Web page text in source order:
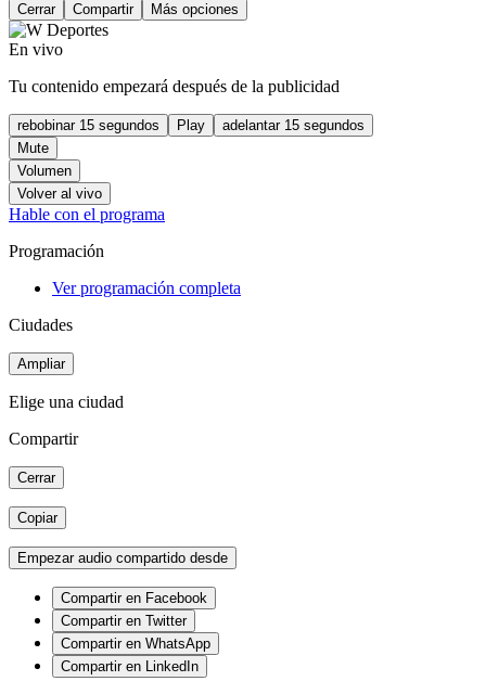
Cerrar
Compartir Más opciones
En vivo
Tu contenido empezará después de la publicidad
rebobinar 15 segundos Play
adelantar 15 segundos
Mute
Volumen
Volver al vivo
Hable con el programa
Programación
Ver programación completa
Ciudades
Ampliar
Elige una ciudad
Compartir
Cerrar
Copiar
Empezar audio compartido desde
Compartir en Facebook
Compartir en Twitter
Compartir en WhatsApp
Compartir en LinkedIn